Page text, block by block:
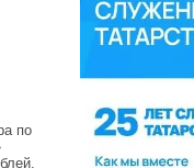
по